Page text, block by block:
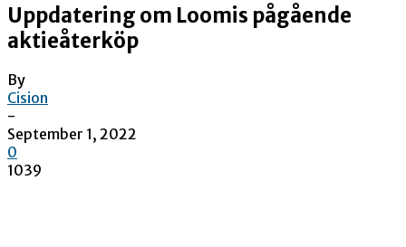
Uppdatering om Loomis pågående
aktieåterköp
By
Cision
-
September 1, 2022
0
1039